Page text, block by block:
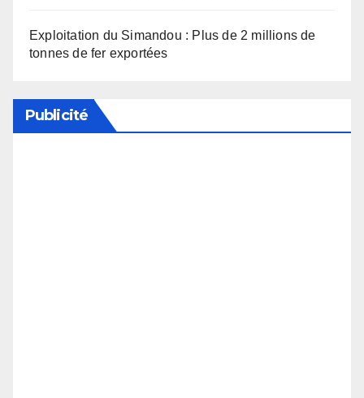
Exploitation du Simandou : Plus de 2 millions de
tonnes de fer exportées
Publicité